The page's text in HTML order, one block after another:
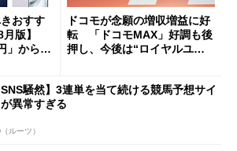
おすす
版】
」からお
ドコモが念願の増収増益に好
転 「ドコモMAX」好調も後
押し、今後は“ロイヤルユー
SNS騒然】3連単を当て続ける競馬予想サイ
が異常すぎる
ルーツ）